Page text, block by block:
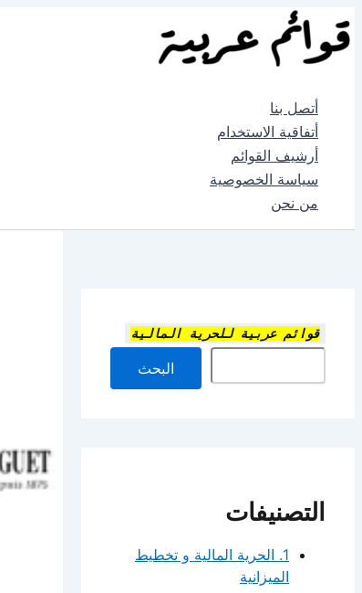
تخطي
إلى
المحتوى
أتصل بنا
أتفاقية الاستخدام
أرشيف القوائم
سياسة الخصوصية
من نحن
قوائم عربية للحرية المالية
البحث
التصنيفات
1. الحرية المالية و تخطيط
الميزانية